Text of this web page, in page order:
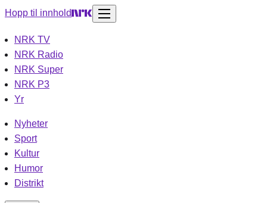
Hopp til innhold
NRK TV
NRK Radio
NRK Super
NRK P3
Yr
Nyheter
Sport
Kultur
Humor
Distrikt